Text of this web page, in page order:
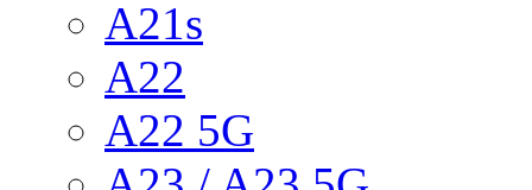
A21s
A22
A22 5G